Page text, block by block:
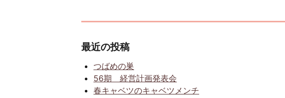
最近の投稿
つばめの巣
56期 経営計画発表会
春キャベツのキャベツメンチ